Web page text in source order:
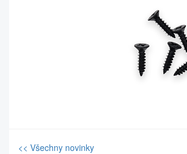
<< Všechny novinky